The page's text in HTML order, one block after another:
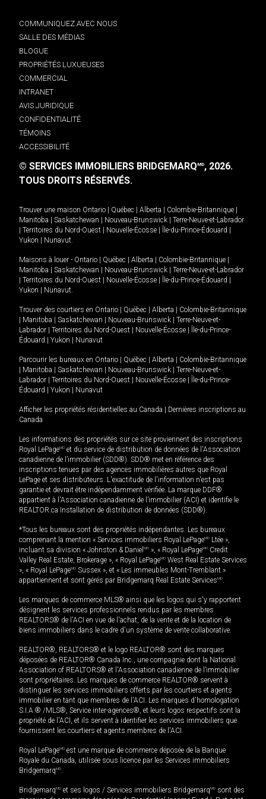
COMMUNIQUEZ AVEC NOUS
SALLE DES MÉDIAS
BLOGUE
PROPRIÉTÉS LUXUEUSES
COMMERCIAL
INTRANET
AVIS JURIDIQUE
CONFIDENTIALITÉ
TÉMOINS
ACCESSIBILITÉ
© SERVICES IMMOBILIERS BRIDGEMARQMD, 2026.
TOUS DROITS RÉSERVÉS.
Trouver une maison Ontario Québec Alberta Colombie-Britannique
Manitoba
Saskatchewan Nouveau-Brunswick
Terre-Neuve-et-Labrador
Territoires du Nord-Ouest Nouvelle-Écosse Île-du-Prince-Édouard
Yukon
Nunavut.
Maisons à louer - Ontario Québec Alberta Colombie-Britannique
Manitoba
Saskatchewan Nouveau-Brunswick
Terre-Neuve-et-Labrador
Territoires du Nord-Ouest Nouvelle-Écosse Île-du-Prince-Édouard
Yukon
Nunavut.
Trouver des courtiers en Ontario Québec Alberta
Colombie-Britannique
Manitoba Saskatchewan Nouveau-Brunswick
Terre-Neuve-et-
Labrador
Territoires du Nord-Ouest Nouvelle-Écosse
Île-du-Prince-
Édouard
Yukon Nunavut
Parcourir les bureaux en Ontario Québec Alberta
Colombie-Britannique
Manitoba Saskatchewan Nouveau-Brunswick
Terre-Neuve-et-
Labrador
Territoires du Nord-Ouest Nouvelle-Écosse
Île-du-Prince-
Édouard
Yukon Nunavut
Afficher les propriétés résidentielles au Canada
Dernières inscriptions au
Canada
Les informations des propriétés sur ce site proviennent des inscriptions
Royal LePageMD et du service de distribution de données de l'Association
canadienne de l’immobilier (SDD®). SDD® met en référence des
inscriptions tenues par des agences immobilières autres que Royal
LePage et ses distributeurs. L'exactitude de l'information n'est pas
garantie et devrait être indépendamment vérifiée. La marque DDF®
appartient à l'Association canadienne de l’immobilier (ACI) et identifie le
REALTOR.ca Installation de distribution de données (SDD®).
*Tous les bureaux sont des propriétés indépendantes. Les bureaux
comprenant la mention « Services immobiliers Royal LePageMD Ltée »,
incluant sa division « Johnston & Daniel MD », « Royal LePageMD Credit
Valley Real Estate, Brokerage », « Royal LePageMD West Real Estate Services
», « Royal LePageMD Sussex », et « Les immeubles Mont-Tremblant »
appartiennent et sont gérés par Bridgemarq Real Estate ServicesMD.
Les marques de commerce MLS® ainsi que les logos qui s'y rapportent
désignent les services professionnels rendus par les membres
REALTORS® de l'ACI en vue de l'achat, de la vente et de la location de
biens immobiliers dans le cadre d'un système de vente collaborative.
REALTOR®, REALTORS® et le logo REALTOR® sont des marques
déposées de REALTOR® Canada Inc., une compagnie dont la National
Association of REALTORS® et l'Association canadienne de l’immobilier
sont propriétaires. Les marques de commerce REALTOR® servent à
distinguer les services immobiliers offerts par les courtiers et agents
immobilier en tant que membres de l'ACI. Les marques d'homologation
S.I.A.® /MLS®, Service inter-agences®, et leurs logos respectifs sont la
propriété de l'ACI, et ils servent à identifier les services immobiliers que
fournissent les courtiers et agents membres de l'ACI.
Royal LePageMD est une marque de commerce déposée de la Banque
Royale du Canada, utilisée sous licence par les Services immobiliers
BridgemarqMD.
BridgemarqMD et ses logos / Services immobiliers BridgemarqMD sont des